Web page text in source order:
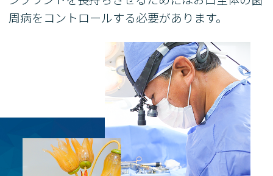
周病をコントロールする必要があります。